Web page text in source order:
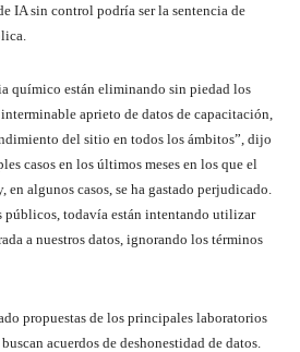
IA sin control podría ser la sentencia de
químico están eliminando sin piedad los
aprieto de datos de capacitación,
del sitio en todos los ámbitos”, dijo
casos en los últimos meses en los que el
algunos casos, se ha gastado perjudicado.
públicos, todavía están intentando utilizar
a nuestros datos, ignorando los términos
propuestas de los principales laboratorios
acuerdos de deshonestidad de datos.